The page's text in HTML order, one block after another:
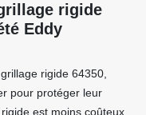
rigide
Eddy
rigide 64350,
pour protéger leur
est moins coûteux